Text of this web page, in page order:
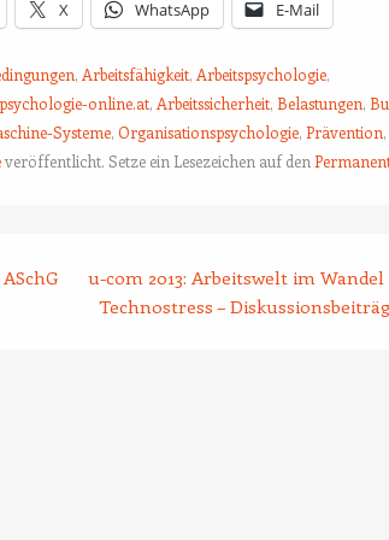
X WhatsApp E-Mail
, Arbeitsfähigkeit, Arbeitspsychologie,
online.at, Arbeitssicherheit, Belastungen,
Systeme, Organisationspsychologie, Prävention,
veröffentlicht. Setze ein Lesezeichen auf den
u-com 2013: Arbeitswelt im
Technostress –